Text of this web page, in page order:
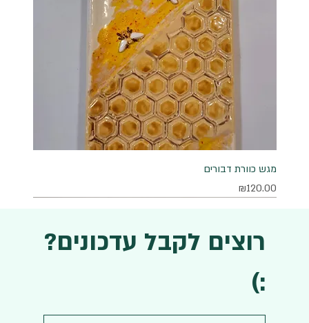
מגש כוורת דבורים
מחיר
₪120.00
רוצים לקבל עדכונים?
:)